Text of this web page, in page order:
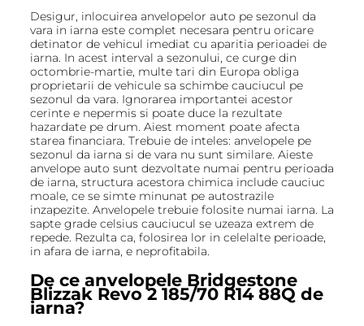
Desigur, inlocuirea anvelopelor auto pe sezonul da
vara in iarna este complet necesara pentru oricare
detinator de vehicul imediat cu aparitia perioadei de
iarna. In acest interval a sezonului, ce curge din
octombrie-martie, multe tari din Europa obliga
proprietarii de vehicule sa schimbe cauciucul pe
sezonul da vara. Ignorarea importantei acestor
cerinte e nepermis si poate duce la rezultate
hazardate pe drum. Aiest moment poate afecta
starea financiara. Trebuie de inteles: anvelopele pe
sezonul da iarna si de vara nu sunt similare. Aieste
anvelope auto sunt dezvoltate numai pentru perioada
de iarna, structura acestora chimica include cauciuc
moale, ce se simte minunat pe autostrazile
inzapezite. Anvelopele trebuie folosite numai iarna. La
sapte grade celsius cauciucul se uzeaza extrem de
repede. Rezulta ca, folosirea lor in celelalte perioade,
in afara de iarna, e neprofitabila.
De ce anvelopele Bridgestone
Blizzak Revo 2 185/70 R14 88Q de
iarna?